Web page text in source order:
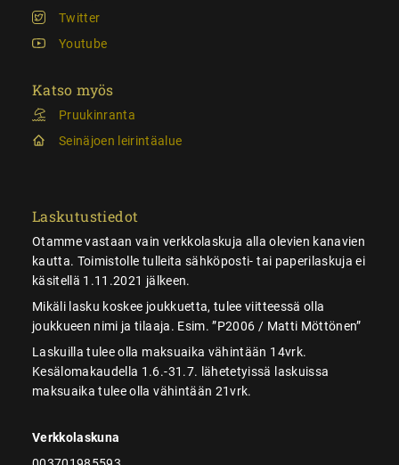
Twitter
Youtube
Katso myös
Pruukinranta
Seinäjoen leirintäalue
Laskutustiedot
Otamme vastaan vain verkkolaskuja alla olevien kanavien
kautta. Toimistolle tulleita sähköposti- tai paperilaskuja ei
käsitellä 1.11.2021 jälkeen.
Mikäli lasku koskee joukkuetta, tulee viitteessä olla
joukkueen nimi ja tilaaja. Esim. ”P2006 / Matti Möttönen”
Laskuilla tulee olla maksuaika vähintään 14vrk.
Kesälomakaudella 1.6.-31.7. lähetetyissä laskuissa
maksuaika tulee olla vähintään 21vrk.
Verkkolaskuna